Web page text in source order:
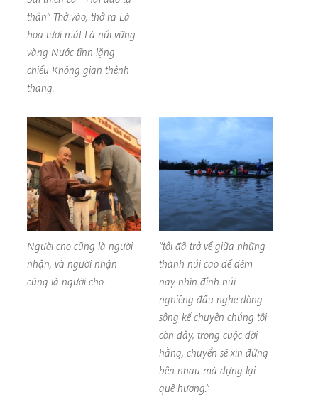
thân” Thở vào, thở ra Là
hoa tươi mát Là núi vững
vàng Nước tĩnh lặng
chiếu Không gian thênh
thang.
Người cho cũng là người
nhận, và người nhận
cũng là người cho.
“tôi đã trở về giữa những
thành núi cao để đêm
nay nhìn đỉnh núi
nghiêng đầu nghe dòng
sông kể chuyện chúng tôi
còn đây, trong cuộc đời
hằng, chuyển sẽ xin đứng
bên nhau mà dựng lại
quê hương.”